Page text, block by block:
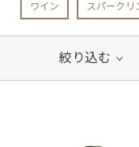
ワイン スパークリ
絞り込む